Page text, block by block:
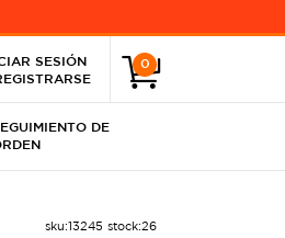
SESIÓN
0
DE
sku:13245 stock:26